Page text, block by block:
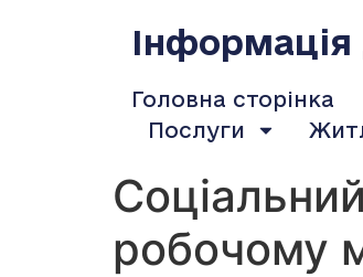
Інформація
Головна сторінка
Послуги
робочому